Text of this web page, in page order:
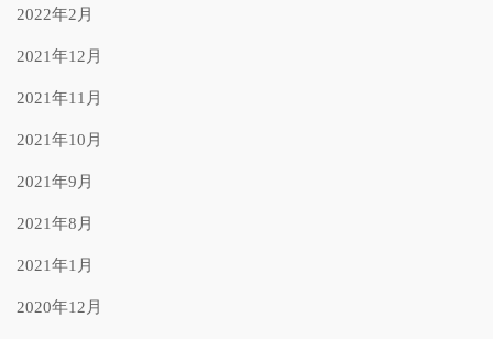
2022年2月
2021年12月
2021年11月
2021年10月
2021年9月
2021年8月
2021年1月
2020年12月